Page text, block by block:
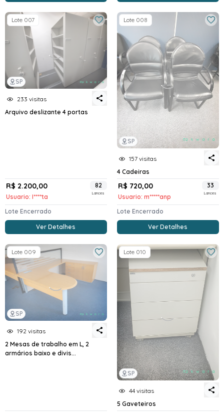
SP
Lote 007
233 visitas
Arquivo deslizante 4 portas
R$ 2.200,00
Usuario: I****ta
82
Lances
Lote Encerrado
Ver Detalhes
SP
Lote 008
157 visitas
4 Cadeiras
R$ 720,00
Usuario: m*****anp
33
Lances
Lote Encerrado
Ver Detalhes
SP
Lote 009
192 visitas
2 Mesas de trabalho em L, 2
armários baixo e divis...
SP
Lote 010
44 visitas
5 Gaveteiros